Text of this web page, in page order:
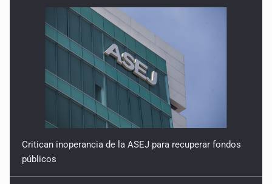
Critican inoperancia de la ASEJ para recuperar fondos
públicos